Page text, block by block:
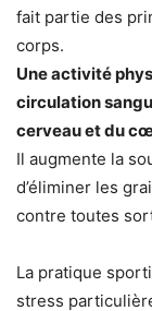
fait partie des
corps.
Une activité
circulation
cerveau et du
Il augmente la
d’éliminer les
contre toutes
La pratique
stress